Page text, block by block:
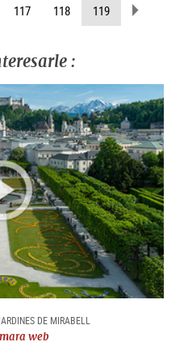
117 118 119(página
actual )
pasar
:
DE MIRABELL
web